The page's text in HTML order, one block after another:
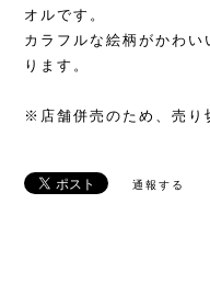
オルです。
カラフルな絵柄がかわい
ります。
※店舗併売のため、売り
通報する